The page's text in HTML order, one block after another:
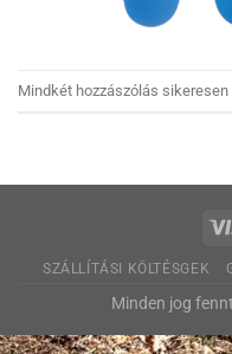
Mindkét hozzászólás sikeresen
SZÁLLÍTÁSI KÖLTÉSGEK
Minden jog